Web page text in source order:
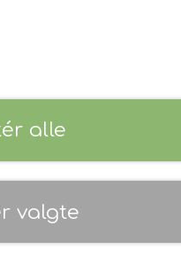
Gavekort
alle
valgte